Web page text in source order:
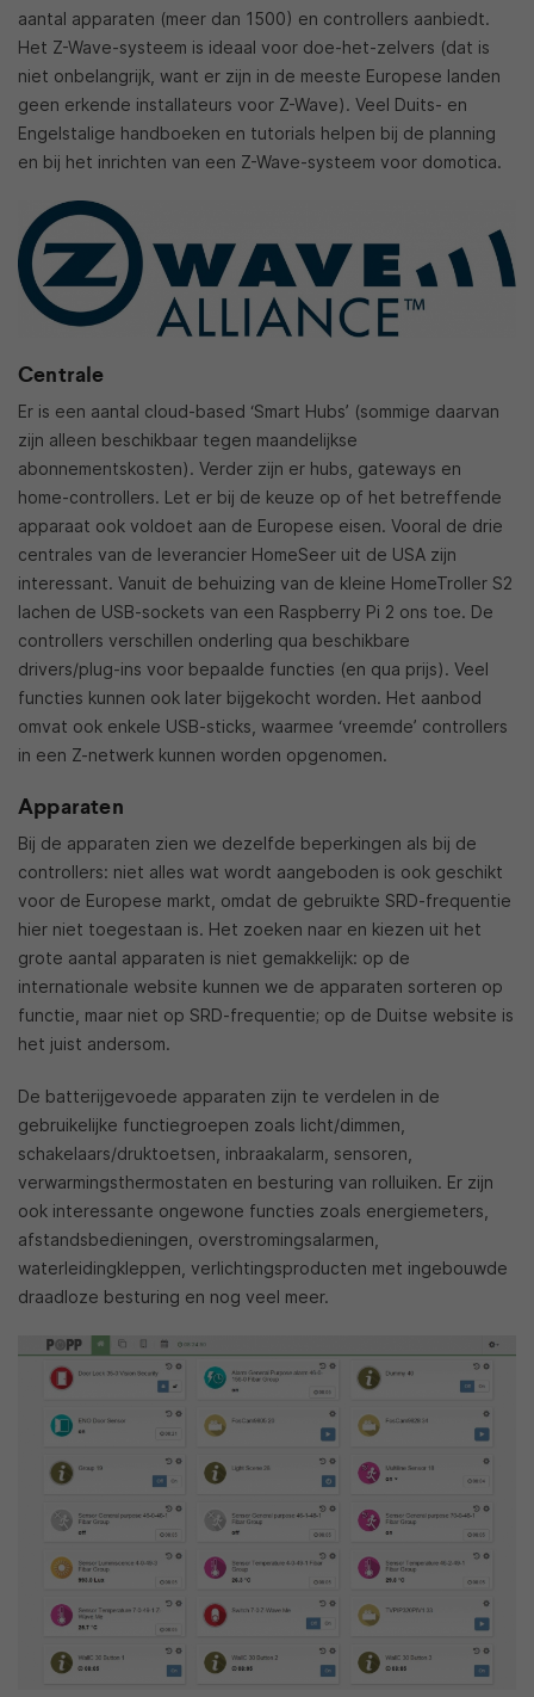
aantal apparaten (meer dan 1500) en controllers aanbiedt.
Het Z-Wave-systeem is ideaal voor doe-het-zelvers (dat is
niet onbelangrijk, want er zijn in de meeste Europese landen
geen erkende installateurs voor Z-Wave). Veel Duits- en
Engelstalige handboeken en tutorials helpen bij de planning
en bij het inrichten van een Z-Wave-systeem voor domotica.
Centrale
Er is een aantal cloud-based ‘Smart Hubs’ (sommige daarvan
zijn alleen beschikbaar tegen maandelijkse
abonnementskosten). Verder zijn er hubs, gateways en
home-controllers. Let er bij de keuze op of het betreffende
apparaat ook voldoet aan de Europese eisen. Vooral de drie
centrales van de leverancier HomeSeer uit de USA zijn
interessant. Vanuit de behuizing van de kleine HomeTroller S2
lachen de USB-sockets van een Raspberry Pi 2 ons toe. De
controllers verschillen onderling qua beschikbare
drivers/plug-ins voor bepaalde functies (en qua prijs). Veel
functies kunnen ook later bijgekocht worden. Het aanbod
omvat ook enkele USB-sticks, waarmee ‘vreemde’ controllers
in een Z-netwerk kunnen worden opgenomen.
Apparaten
Bij de apparaten zien we dezelfde beperkingen als bij de
controllers: niet alles wat wordt aangeboden is ook geschikt
voor de Europese markt, omdat de gebruikte SRD-frequentie
hier niet toegestaan is. Het zoeken naar en kiezen uit het
grote aantal apparaten is niet gemakkelijk: op de
internationale website kunnen we de apparaten sorteren op
functie, maar niet op SRD-frequentie; op de Duitse website is
het juist andersom.
De batterijgevoede apparaten zijn te verdelen in de
gebruikelijke functiegroepen zoals licht/dimmen,
schakelaars/druktoetsen, inbraakalarm, sensoren,
verwarmingsthermostaten en besturing van rolluiken. Er zijn
ook interessante ongewone functies zoals energiemeters,
afstandsbedieningen, overstromingsalarmen,
waterleidingkleppen, verlichtingsproducten met ingebouwde
draadloze besturing en nog veel meer.